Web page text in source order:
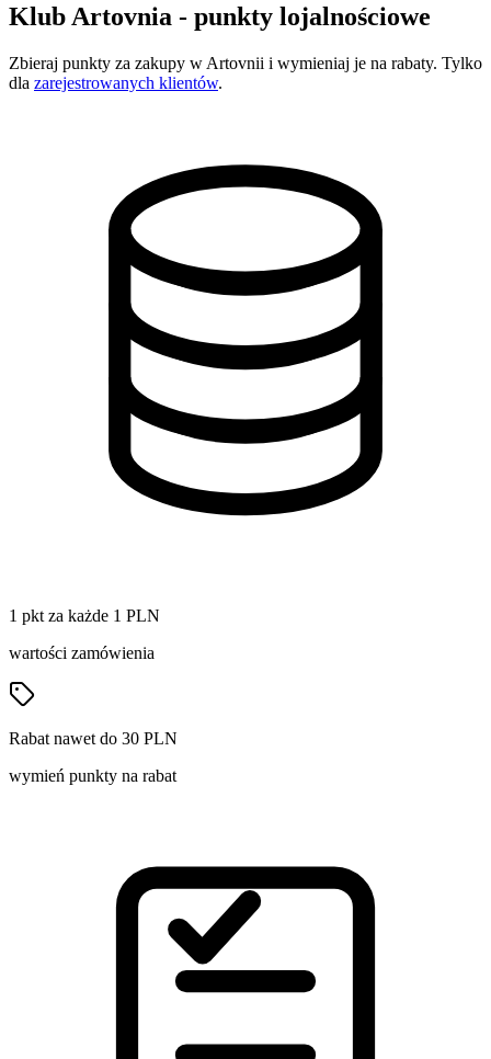
Klub Artovnia - punkty lojalnościowe
Zbieraj punkty za zakupy w Artovnii i wymieniaj je na rabaty. Tylko
dla zarejestrowanych klientów.
1 pkt za każde 1 PLN
wartości zamówienia
Rabat nawet do 30 PLN
wymień punkty na rabat